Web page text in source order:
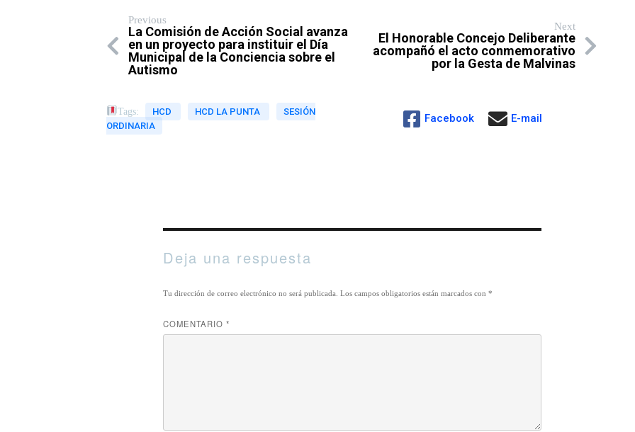
Previous
La Comisión de Acción Social avanza
en un proyecto para instituir el Día
Municipal de la Conciencia sobre el
Autismo
Next
El Honorable Concejo Deliberante
acompañó el acto conmemorativo
por la Gesta de Malvinas
Tags: HCD HCD LA PUNTA
SESIÓN
ORDINARIA
Facebook E-mail
Deja una respuesta
Tu dirección de correo electrónico no será publicada. Los campos obligatorios están marcados con*
COMENTARIO *